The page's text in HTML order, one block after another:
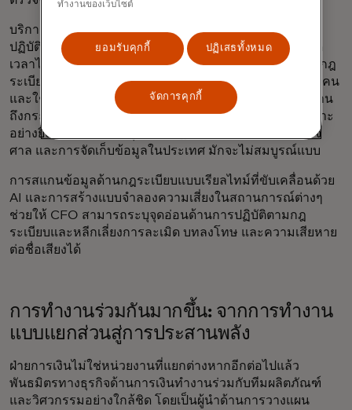
บริการ AI จำนวนมากยังสามารถช่วยในการตรวจสอบการ
ปฏิบัติตามข้อกำหนดด้านกฎระเบียบที่เปลี่ยนแปลงอยู่ตลอด
เวลาได้อีกด้วย การทำให้มั่นใจว่าองค์กรทั่วโลกปฏิบัติตามกฎ
ระเบียบนั้น โดยทั่วไปแล้วเป็นกระบวนการที่ต้องใช้แรงงานคน
และใช้เวลานาน รวมถึงต้องอาศัยความเชี่ยวชาญเฉพาะด้าน
ถึงกระนั้นก็ตาม ความพยายามที่จะเปิดเผยจุดบอด โดยเฉพาะ
อย่างยิ่งในด้านห่วงโซ่อุปทาน กฎระเบียบเฉพาะเขตอำนาจ
ศาล และการจัดเก็บข้อมูลในประเทศ มักจะไม่สมบูรณ์แบบ
การสแกนข้อมูลด้านกฎระเบียบแบบเรียลไทม์ที่ขับเคลื่อนด้วย
AI และการสร้างแบบจำลองความเสี่ยงในสถานการณ์ต่างๆ
ช่วยให้ CFO สามารถระบุจุดอ่อนด้านการปฏิบัติตามกฎ
ระเบียบและหลีกเลี่ยงการละเมิด บทลงโทษ และความเสียหาย
ต่อชื่อเสียงได้
การทำงานร่วมกันมากขึ้น: จากการทำงาน
แบบแยกส่วนสู่การประสานพลัง
ฝ่ายการเงินไม่ใช่หน่วยงานที่แยกต่างหากอีกต่อไปแล้ว
พันธมิตรทางธุรกิจด้านการเงินทำงานร่วมกับทีมผลิตภัณฑ์
และวิศวกรรมอย่างใกล้ชิด โดยเป็นผู้นำด้านการวางแผน
ทำงานของเว็บไซต์
ยอมรับคุกกี้ ปฏิเสธทั้งหมด
จัดการคุกกี้